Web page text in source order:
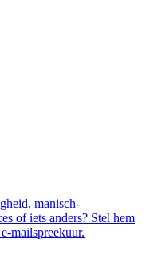
manisch-
of iets anders? Stel hem
mailspreekuur.